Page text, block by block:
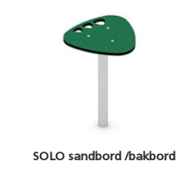
SOLO sandbord /bakbord